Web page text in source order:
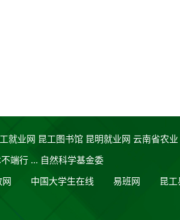
就业网 昆工图书馆 昆明就业网 云南省农业
端行 ... 自然科学基金委
中国大学生在线 易班网 昆